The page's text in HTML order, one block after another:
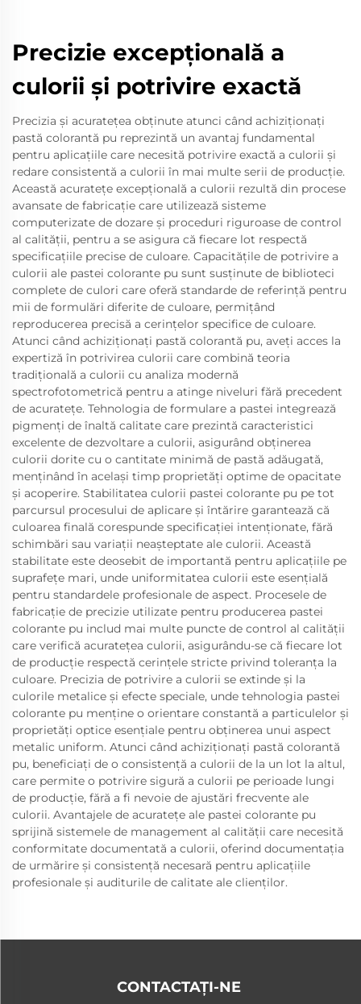
Precizie excepțională a
culorii și potrivire exactă
Precizia și acuratețea obținute atunci când achiziționați
pastă colorantă pu reprezintă un avantaj fundamental
pentru aplicațiile care necesită potrivire exactă a culorii și
redare consistentă a culorii în mai multe serii de producție.
Această acuratețe excepțională a culorii rezultă din procese
avansate de fabricație care utilizează sisteme
computerizate de dozare și proceduri riguroase de control
al calității, pentru a se asigura că fiecare lot respectă
specificațiile precise de culoare. Capacitățile de potrivire a
culorii ale pastei colorante pu sunt susținute de biblioteci
complete de culori care oferă standarde de referință pentru
mii de formulări diferite de culoare, permițând
reproducerea precisă a cerințelor specifice de culoare.
Atunci când achiziționați pastă colorantă pu, aveți acces la
expertiză în potrivirea culorii care combină teoria
tradițională a culorii cu analiza modernă
spectrofotometrică pentru a atinge niveluri fără precedent
de acuratețe. Tehnologia de formulare a pastei integrează
pigmenți de înaltă calitate care prezintă caracteristici
excelente de dezvoltare a culorii, asigurând obținerea
culorii dorite cu o cantitate minimă de pastă adăugată,
menținând în același timp proprietăți optime de opacitate
și acoperire. Stabilitatea culorii pastei colorante pu pe tot
parcursul procesului de aplicare și întărire garantează că
culoarea finală corespunde specificației intenționate, fără
schimbări sau variații neașteptate ale culorii. Această
stabilitate este deosebit de importantă pentru aplicațiile pe
suprafețe mari, unde uniformitatea culorii este esențială
pentru standardele profesionale de aspect. Procesele de
fabricație de precizie utilizate pentru producerea pastei
colorante pu includ mai multe puncte de control al calității
care verifică acuratețea culorii, asigurându-se că fiecare lot
de producție respectă cerințele stricte privind toleranța la
culoare. Precizia de potrivire a culorii se extinde și la
culorile metalice și efecte speciale, unde tehnologia pastei
colorante pu menține o orientare constantă a particulelor și
proprietăți optice esențiale pentru obținerea unui aspect
metalic uniform. Atunci când achiziționați pastă colorantă
pu, beneficiați de o consistență a culorii de la un lot la altul,
care permite o potrivire sigură a culorii pe perioade lungi
de producție, fără a fi nevoie de ajustări frecvente ale
culorii. Avantajele de acuratețe ale pastei colorante pu
sprijină sistemele de management al calității care necesită
conformitate documentată a culorii, oferind documentația
de urmărire și consistență necesară pentru aplicațiile
profesionale și auditurile de calitate ale clienților.
CONTACTAȚI-NE